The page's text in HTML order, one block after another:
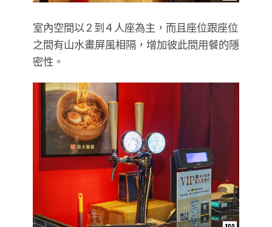
室內空間以 2 到 4 人座為主，而且座位跟座位
之間有山水畫屏風相隔，增加彼此間用餐的隱
密性。